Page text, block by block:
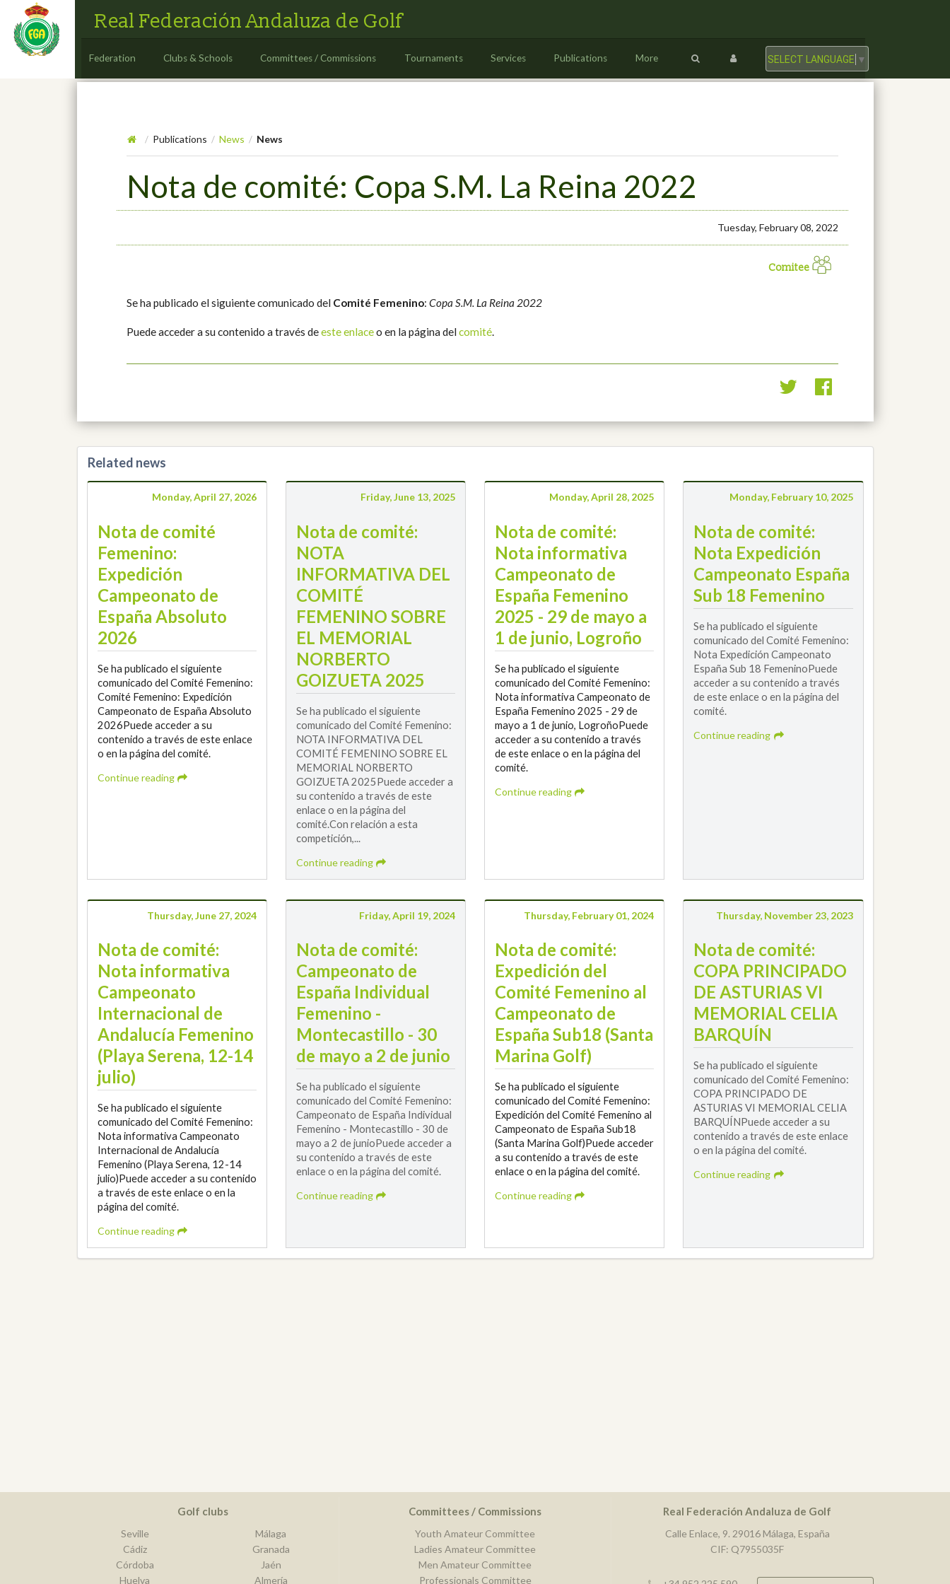
Real Federación Andaluza de Golf
Federation Clubs & Schools Committees / Commissions Tournaments Services Publications More SELECT LANGUAGE ▼
/ Publications / News / News
Nota de comité: Copa S.M. La Reina 2022
Tuesday, February 08, 2022
Comitee
Se ha publicado el siguiente comunicado del Comité Femenino: Copa S.M. La Reina 2022
Puede acceder a su contenido a través deeste enlaceo en la página delcomité.
Related news
Monday, April 27, 2026
Nota de comité
Femenino:
Expedición
Campeonato de
España Absoluto
2026
Se ha publicado el siguiente
comunicado del Comité Femenino:
Comité Femenino: Expedición
Campeonato de España Absoluto
2026Puede acceder a su
contenido a través de este enlace
o en la página del comité.
Continue reading
Friday, June 13, 2025
Nota de comité:
NOTA
INFORMATIVA DEL
COMITÉ
FEMENINO SOBRE
EL MEMORIAL
NORBERTO
GOIZUETA 2025
Se ha publicado el siguiente
comunicado del Comité Femenino:
NOTA INFORMATIVA DEL
COMITÉ FEMENINO SOBRE EL
MEMORIAL NORBERTO
GOIZUETA 2025Puede acceder a
su contenido a través de este
enlace o en la página del
comité.Con relación a esta
competición,...
Continue reading
Monday, April 28, 2025
Nota de comité:
Nota informativa
Campeonato de
España Femenino
2025 - 29 de mayo a
1 de junio, Logroño
Se ha publicado el siguiente
comunicado del Comité Femenino:
Nota informativa Campeonato de
España Femenino 2025 - 29 de
mayo a 1 de junio, LogroñoPuede
acceder a su contenido a través
de este enlace o en la página del
comité.
Continue reading
Monday, February 10, 2025
Nota de comité:
Nota Expedición
Campeonato España
Sub 18 Femenino
Se ha publicado el siguiente
comunicado del Comité Femenino:
Nota Expedición Campeonato
España Sub 18 FemeninoPuede
acceder a su contenido a través
de este enlace o en la página del
comité.
Continue reading
Thursday, June 27, 2024
Nota de comité:
Nota informativa
Campeonato
Internacional de
Andalucía Femenino
(Playa Serena, 12-14
julio)
Se ha publicado el siguiente
comunicado del Comité Femenino:
Nota informativa Campeonato
Internacional de Andalucía
Femenino (Playa Serena, 12-14
julio)Puede acceder a su contenido
a través de este enlace o en la
página del comité.
Continue reading
Friday, April 19, 2024
Nota de comité:
Campeonato de
España Individual
Femenino -
Montecastillo - 30
de mayo a 2 de junio
Se ha publicado el siguiente
comunicado del Comité Femenino:
Campeonato de España Individual
Femenino - Montecastillo - 30 de
mayo a 2 de junioPuede acceder a
su contenido a través de este
enlace o en la página del comité.
Continue reading
Thursday, February 01, 2024
Nota de comité:
Expedición del
Comité Femenino al
Campeonato de
España Sub18 (Santa
Marina Golf)
Se ha publicado el siguiente
comunicado del Comité Femenino:
Expedición del Comité Femenino al
Campeonato de España Sub18
(Santa Marina Golf)Puede acceder
a su contenido a través de este
enlace o en la página del comité.
Continue reading
Thursday, November 23, 2023
Nota de comité:
COPA PRINCIPADO
DE ASTURIAS VI
MEMORIAL CELIA
BARQUÍN
Se ha publicado el siguiente
comunicado del Comité Femenino:
COPA PRINCIPADO DE
ASTURIAS VI MEMORIAL CELIA
BARQUÍNPuede acceder a su
contenido a través de este enlace
o en la página del comité.
Continue reading
Golf clubs
Seville
Cádiz
Córdoba
Huelva
Málaga
Granada
Jaén
Almería
Committees / Commissions
Youth Amateur Committee
Ladies Amateur Committee
Men Amateur Committee
Professionals Committee
Real Federación Andaluza de Golf
Calle Enlace, 9. 29016 Málaga, España
CIF: Q7955035F